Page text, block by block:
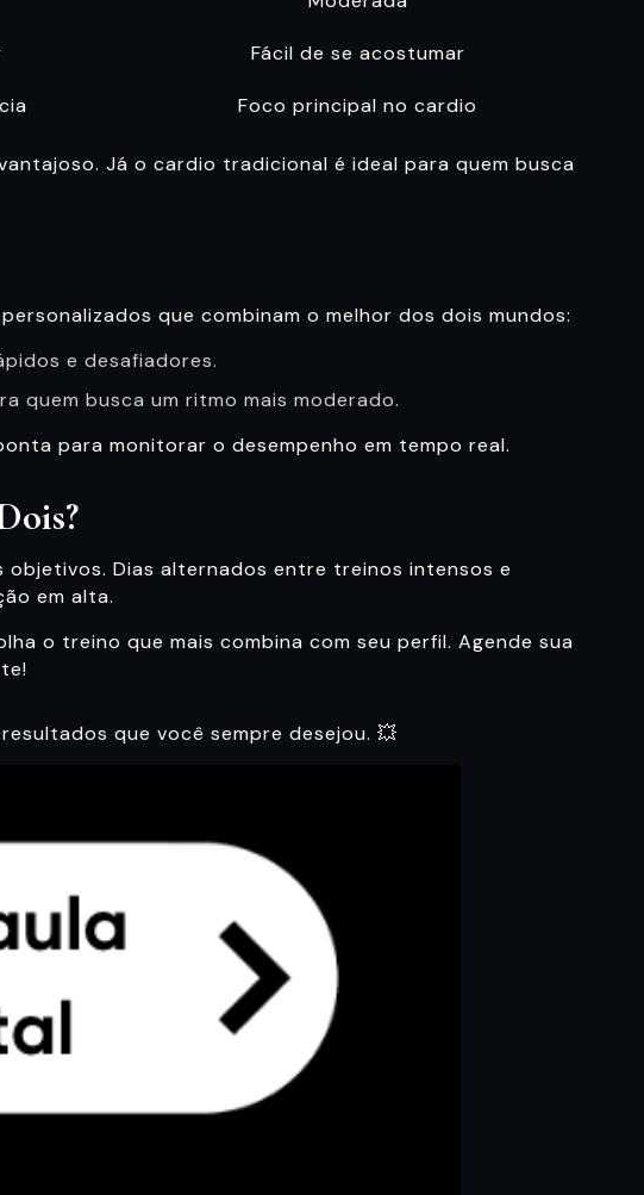
Fácil de se acostumar
Foco principal no cardio
Já o cardio tradicional é ideal para quem busca
que combinam o melhor dos dois mundos:
e desafiadores.
quem busca um ritmo mais moderado.
para monitorar o desempenho em tempo real.
Dias alternados entre treinos intensos e
em alta.
o treino que mais combina com seu perfil. Agende sua
que você sempre desejou. 💥